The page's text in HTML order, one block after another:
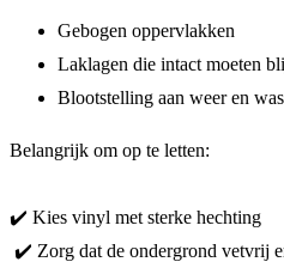
Gebogen oppervlakken
Laklagen die intact moeten
Blootstelling aan weer en
Belangrijk om op te letten:
✔️ Kies vinyl met sterke hechting
✔️ Zorg dat de ondergrond vetvrij